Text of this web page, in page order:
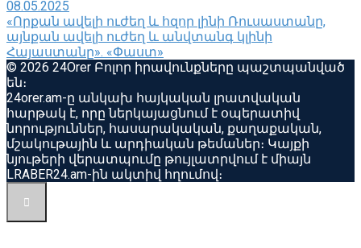
08.05.2025
«Որքան ավելի ուժեղ և հզոր լինի Ռուսաստանը,
այնքան ավելի ուժեղ և անվտանգ կլինի
Հայաստանը». «Փաստ»
© 2026 24Orer Բոլոր իրավունքները պաշտպանված
են։
24orer.am-ը անկախ հայկական լրատվական
հարթակ է, որը ներկայացնում է օպերատիվ
նորություններ, հասարակական, քաղաքական,
մշակութային և արդիական թեմաներ։ Կայքի
նյութերի վերատպումը թույլատրվում է միայն
LRABER24.am-ին ակտիվ հղումով։